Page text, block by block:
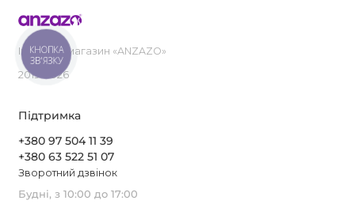
Інтернет-магазин «ANZAZO»
2019-2026
Підтримка
+380 97 504 11 39
+380 63 522 51 07
Зворотний дзвінок
Будні, з 10:00 до 17:00
КНОПКА
ЗВ'ЯЗКУ